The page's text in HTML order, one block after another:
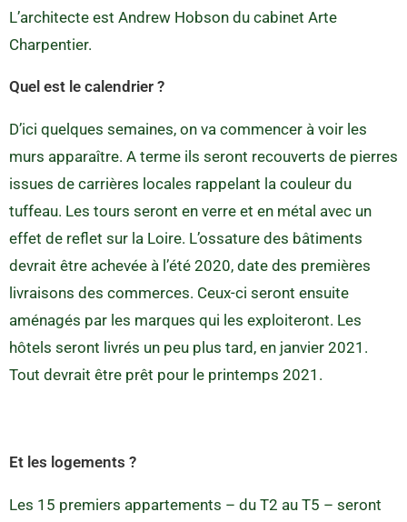
L’architecte est Andrew Hobson du cabinet Arte
Charpentier.
Quel est le calendrier ?
D’ici quelques semaines, on va commencer à voir les
murs apparaître. A terme ils seront recouverts de pierres
issues de carrières locales rappelant la couleur du
tuffeau. Les tours seront en verre et en métal avec un
effet de reflet sur la Loire. L’ossature des bâtiments
devrait être achevée à l’été 2020, date des premières
livraisons des commerces. Ceux-ci seront ensuite
aménagés par les marques qui les exploiteront. Les
hôtels seront livrés un peu plus tard, en janvier 2021.
Tout devrait être prêt pour le printemps 2021.
Et les logements ?
Les 15 premiers appartements – du T2 au T5 – seront